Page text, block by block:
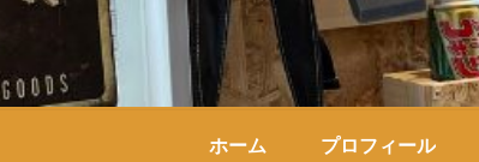
ホーム プロフィール